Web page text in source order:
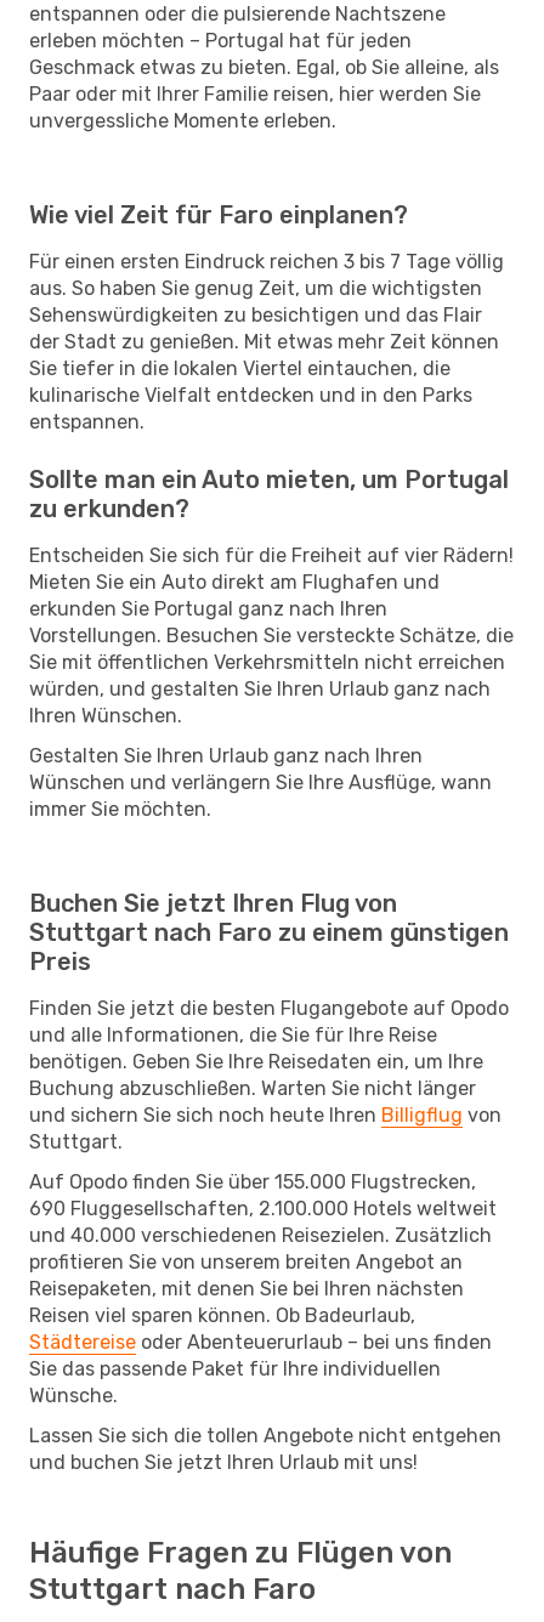
entspannen oder die pulsierende Nachtszene
erleben möchten – Portugal hat für jeden
Geschmack etwas zu bieten. Egal, ob Sie alleine, als
Paar oder mit Ihrer Familie reisen, hier werden Sie
unvergessliche Momente erleben.
Wie viel Zeit für Faro einplanen?
Für einen ersten Eindruck reichen 3 bis 7 Tage völlig
aus. So haben Sie genug Zeit, um die wichtigsten
Sehenswürdigkeiten zu besichtigen und das Flair
der Stadt zu genießen. Mit etwas mehr Zeit können
Sie tiefer in die lokalen Viertel eintauchen, die
kulinarische Vielfalt entdecken und in den Parks
entspannen.
Sollte man ein Auto mieten, um Portugal
zu erkunden?
Entscheiden Sie sich für die Freiheit auf vier Rädern!
Mieten Sie ein Auto direkt am Flughafen und
erkunden Sie Portugal ganz nach Ihren
Vorstellungen. Besuchen Sie versteckte Schätze, die
Sie mit öffentlichen Verkehrsmitteln nicht erreichen
würden, und gestalten Sie Ihren Urlaub ganz nach
Ihren Wünschen.
Gestalten Sie Ihren Urlaub ganz nach Ihren
Wünschen und verlängern Sie Ihre Ausflüge, wann
immer Sie möchten.
Buchen Sie jetzt Ihren Flug von
Stuttgart nach Faro zu einem günstigen
Preis
Finden Sie jetzt die besten Flugangebote auf Opodo
und alle Informationen, die Sie für Ihre Reise
benötigen. Geben Sie Ihre Reisedaten ein, um Ihre
Buchung abzuschließen. Warten Sie nicht länger
und sichern Sie sich noch heute Ihren Billigflug von
Stuttgart.
Auf Opodo finden Sie über 155.000 Flugstrecken,
690 Fluggesellschaften, 2.100.000 Hotels weltweit
und 40.000 verschiedenen Reisezielen. Zusätzlich
profitieren Sie von unserem breiten Angebot an
Reisepaketen, mit denen Sie bei Ihren nächsten
Reisen viel sparen können. Ob Badeurlaub,
Städtereise oder Abenteuerurlaub – bei uns finden
Sie das passende Paket für Ihre individuellen
Wünsche.
Lassen Sie sich die tollen Angebote nicht entgehen
und buchen Sie jetzt Ihren Urlaub mit uns!
Häufige Fragen zu Flügen von
Stuttgart nach Faro